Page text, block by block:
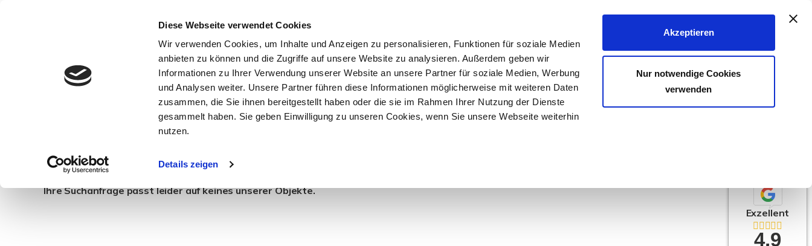
Diese Webseite verwendet Cookies
Wir verwenden Cookies, um Inhalte und Anzeigen zu personalisieren, Funktionen für soziale Medien
anbieten zu können und die Zugriffe auf unsere Website zu analysieren. Außerdem geben wir
Informationen zu Ihrer Verwendung unserer Website an unsere Partner für soziale Medien, Werbung
und Analysen weiter. Unsere Partner führen diese Informationen möglicherweise mit weiteren Daten
zusammen, die Sie ihnen bereitgestellt haben oder die sie im Rahmen Ihrer Nutzung der Dienste
gesammelt haben. Sie geben Einwilligung zu unseren Cookies, wenn Sie unsere Webseite weiterhin
nutzen.
Details zeigen
Akzeptieren
Nur notwendige Cookies
verwenden
START ÜBER F&K ANGEBOTE VERKÄUFER & VERMIETER KÄUFER & MIETER KONTAKT
Wohnungsanzeigen Hamburg / Hoheluft-West
Ihre Suchanfrage passt leider auf keines unserer Objekte.
Exzellent
4,9